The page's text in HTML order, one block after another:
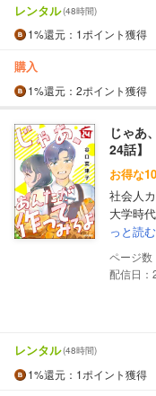
レンタル(48時間)
1%還元 ：1ポイント獲得
購入
1%還元 ：2ポイント獲得
じゃあ
24話】
お得な
社会人
大学時
っと読む
配信日
レンタル(48時間)
1%還元 ：1ポイント獲得